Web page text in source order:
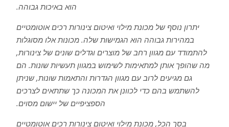
הוא באיכות גבוהה.
יתרון נוסף של מכונת מילוי ואיטום צינורות רכים אוטומטיים
במהירות גבוהה הוא הגמישות שלה. מכונות אלו מסוגלות
להתמודד עם מגוון רחב של מוצרים וגדלים שונים של צינורות,
מה שהופך אותן למתאימות לשימוש במגוון תעשיות שונות. הם
גם מגיעים לרוב עם מגוון הגדרות והתאמות שונות, שניתן
להשתמש בהם כדי לכוונן את המכונה כך שתתאים לצרכים
הספציפיים של יישום מסוים.
בסך הכל, מכונת מילוי ואיטום צינורות רכים אוטומטיים